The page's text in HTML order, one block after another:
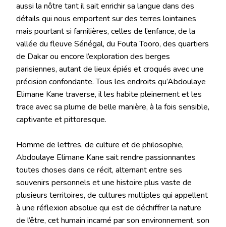
aussi la nôtre tant il sait enrichir sa langue dans des
détails qui nous emportent sur des terres lointaines
mais pourtant si familières, celles de l’enfance, de la
vallée du fleuve Sénégal, du Fouta Tooro, des quartiers
de Dakar ou encore l’exploration des berges
parisiennes, autant de lieux épiés et croqués avec une
précision confondante. Tous les endroits qu’Abdoulaye
Elimane Kane traverse, il les habite pleinement et les
trace avec sa plume de belle manière, à la fois sensible,
captivante et pittoresque.
Homme de lettres, de culture et de philosophie,
Abdoulaye Elimane Kane sait rendre passionnantes
toutes choses dans ce récit, alternant entre ses
souvenirs personnels et une histoire plus vaste de
plusieurs territoires, de cultures multiples qui appellent
à une réflexion absolue qui est de déchiffrer la nature
de l’être, cet humain incarné par son environnement, son